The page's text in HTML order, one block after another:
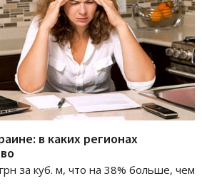
в каких регионах
за куб. м, что на 38% больше, чем